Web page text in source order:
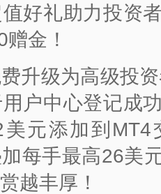
好礼助力投资
金！
升级为高级投
户中心登记成
元添加到MT4
每手最高26美
越丰厚！